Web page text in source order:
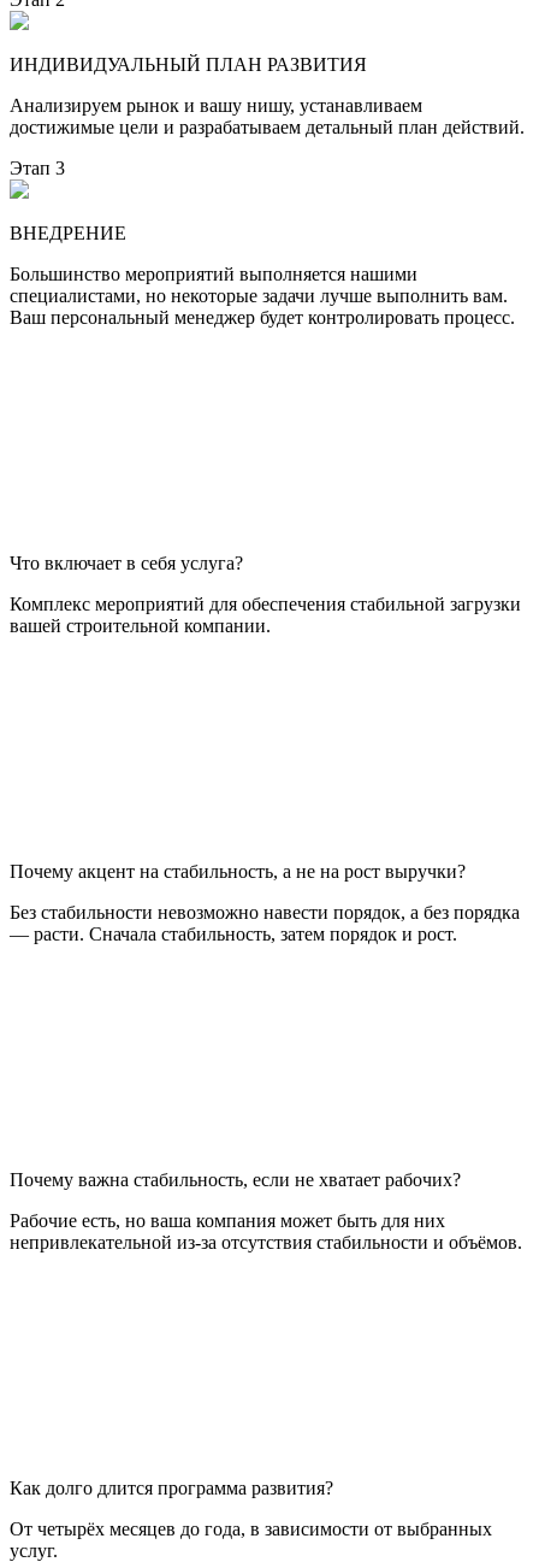
ИНДИВИДУАЛЬНЫЙ ПЛАН РАЗВИТИЯ
Анализируем рынок и вашу нишу, устанавливаем
достижимые цели и разрабатываем детальный план действий.
Этап 3
ВНЕДРЕНИЕ
Большинство мероприятий выполняется нашими
специалистами, но некоторые задачи лучше выполнить вам.
Ваш персональный менеджер будет контролировать процесс.
Что включает в себя услуга?
Комплекс мероприятий для обеспечения стабильной загрузки
вашей строительной компании.
Почему акцент на стабильность, а не на рост выручки?
Без стабильности невозможно навести порядок, а без порядка
— расти. Сначала стабильность, затем порядок и рост.
Почему важна стабильность, если не хватает рабочих?
Рабочие есть, но ваша компания может быть для них
непривлекательной из-за отсутствия стабильности и объёмов.
Как долго длится программа развития?
От четырёх месяцев до года, в зависимости от выбранных
услуг.